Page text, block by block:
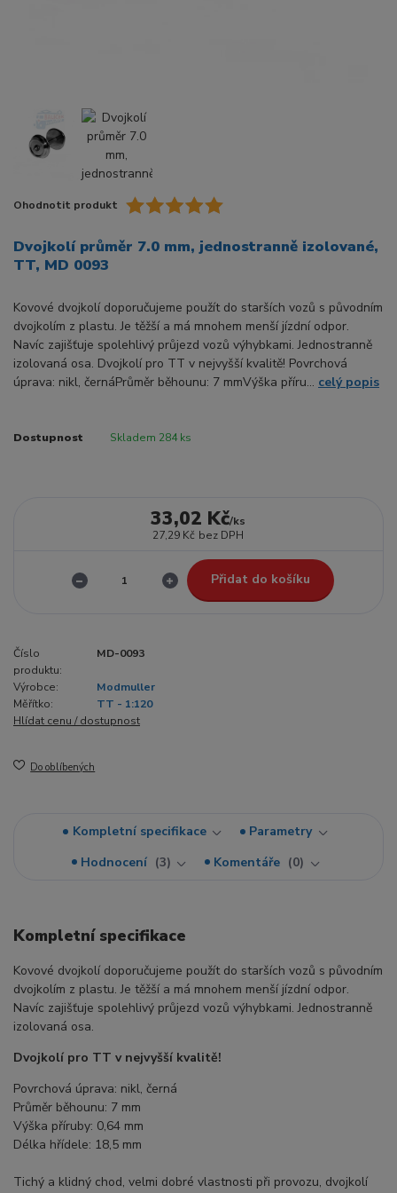
Ohodnotit produkt
Dvojkolí průměr 7.0 mm, jednostranně izolované,
TT, MD 0093
Kovové dvojkolí doporučujeme použít do starších vozů s původním
dvojkolím z plastu. Je těžší a má mnohem menší jízdní odpor.
Navíc zajišťuje spolehlivý průjezd vozů výhybkami. Jednostranně
izolovaná osa. Dvojkolí pro TT v nejvyšší kvalitě! Povrchová
úprava: nikl, černáPrůměr běhounu: 7 mmVýška příru... celý popis
Dostupnost Skladem 284 ks
33,02 Kč/ks
27,29 Kč bez DPH
Přidat do košíku
Číslo
produktu:
MD-0093
Výrobce:
Modmuller
Měřítko:
TT - 1:120
Hlídat cenu / dostupnost
Do oblíbených
Kompletní specifikace
Parametry
Hodnocení
3 Komentáře 0
Kompletní specifikace
Kovové dvojkolí doporučujeme použít do starších vozů s původním
dvojkolím z plastu. Je těžší a má mnohem menší jízdní odpor.
Navíc zajišťuje spolehlivý průjezd vozů výhybkami. Jednostranně
izolovaná osa.
Dvojkolí pro TT v nejvyšší kvalitě!
Povrchová úprava: nikl, černá
Průměr běhounu: 7 mm
Výška příruby: 0,64 mm
Délka hřídele: 18,5 mm
Tichý a klidný chod, velmi dobré vlastnosti při provozu, dvojkolí